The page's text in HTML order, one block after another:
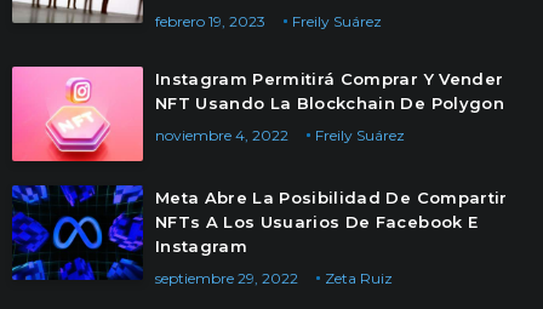
Freily Suárez
febrero 19, 2023
Instagram Permitirá Comprar Y Vender
NFT Usando La Blockchain De Polygon
Freily Suárez
noviembre 4, 2022
Meta Abre La Posibilidad De Compartir
NFTs A Los Usuarios De Facebook E
Instagram
Zeta Ruiz
septiembre 29, 2022